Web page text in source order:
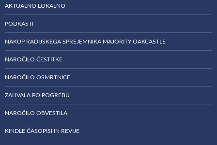
AKTUALNO LOKALNO
PODKASTI
NAKUP RADIJSKEGA SPREJEMNIKA MAJORITY OAKCASTLE
NAROČILO ČESTITKE
NAROČILO OSMRTNICE
ZAHVALA PO POGREBU
NAROČILO OBVESTILA
KINDLE ČASOPISI IN REVIJE